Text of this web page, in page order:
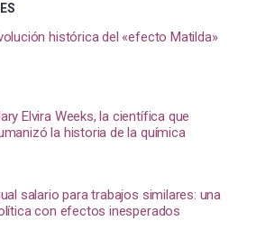
histórica del «efecto Matilda»
Elvira Weeks, la científica que
la historia de la química
salario para trabajos similares: una
con efectos inesperados